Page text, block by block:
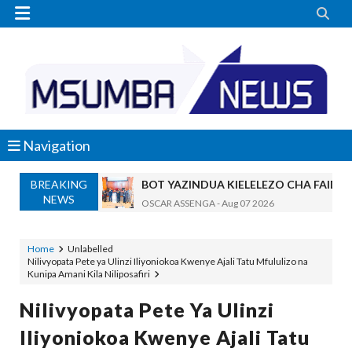
 
Navigation
BREAKING
NEWS
BOT YAZINDUA KIELELEZO CHA
OSCAR ASSENGA-Aug 07 2026
Alex Sonna
WAZIRI NANAUKA AIPONGEZA
WACHIMBAJI WADOGO NAMUNGO
OSCAR ASSENGA Aug 07 2026
EWURA KANDA YA KATI YATOA WITO
Home
Unlabelled
Nilivyopata Pete ya Ulinzi Iliyoniokoa Kwenye Ajali Tatu Mfululizo na
Kunipa Amani Kila Niliposafiri
Nilivyopata Pete Ya Ulinzi
Iliyoniokoa Kwenye Ajali Tatu